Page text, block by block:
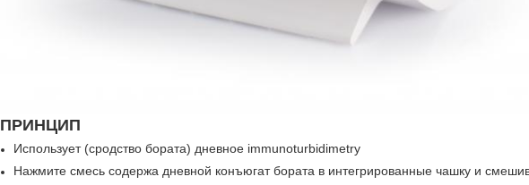
ПРИНЦИП
Использует (сродство бората) дневное immunoturbidimetry
Нажмите смесь содержа дневной конъюгат бората в интегрированные чашку и